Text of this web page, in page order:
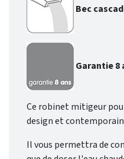
Bec
Garantie 8
Ce robinet mitigeur
design et
Il vous permettra de